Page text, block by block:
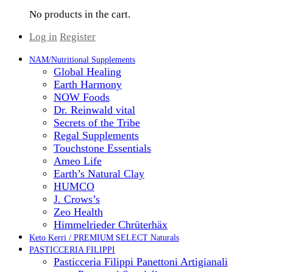
No products in the cart.
Log in Register
NAM/Nutritional Supplements
Global Healing
Earth Harmony
NOW Foods
Dr. Reinwald vital
Secrets of the Tribe
Regal Supplements
Touchstone Essentials
Ameo Life
Earth’s Natural Clay
HUMCO
J. Crows’s
Zeo Health
Himmelrieder Chrüterhäx
Keto Kerri / PREMIUM SELECT Naturals
PASTICCERIA FILIPPI
Pasticceria Filippi Panettoni Artigianali